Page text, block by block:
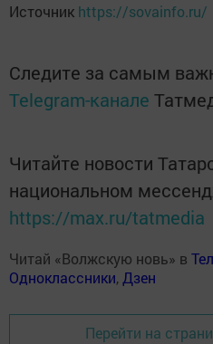
Источник https://sovainfo.ru/
Следите за самым
Telegram-канале
Читайте новости
национальном
https://max.ru/tatmedia
Читай «Волжскую новь» в
Одноклассники, Дзен
Перейти на